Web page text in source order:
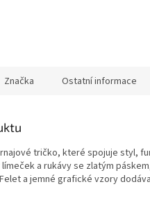
Značka Ostatní informace
tričko, které spojuje styl,
a rukávy se zlatým
a jemné grafické vzory